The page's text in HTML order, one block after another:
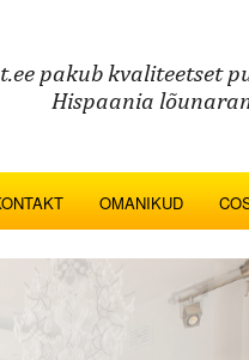
pakub kvaliteetset
Hispaania
OMANIKUD